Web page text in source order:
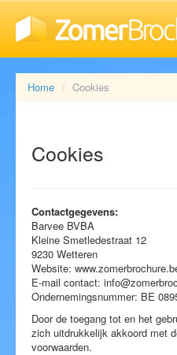
Last minute vakanties
Aanbiedingen
Reisorganisaties
Soorten vakanties
Brochures
Home Cookies
Cookies
Contactgegevens:
Barvee BVBA
Kleine Smetledestraat 12
9230 Wetteren
Website:
E-mail contact:
Ondernemingsnummer: BE
Door de toegang tot en het
zich uitdrukkelijk akkoord met
voorwaarden.